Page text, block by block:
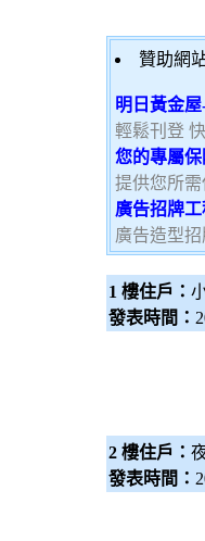
贊助
明日黃金屋
輕鬆刊登
您的專屬
提供您所
廣告招牌工
廣告造型
1 樓住戶：
發表時間：
2 樓住戶：
發表時間：